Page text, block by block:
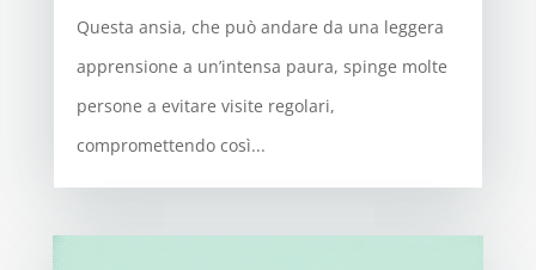
Questa ansia, che può andare da una leggera
apprensione a un’intensa paura, spinge molte
persone a evitare visite regolari,
compromettendo così...